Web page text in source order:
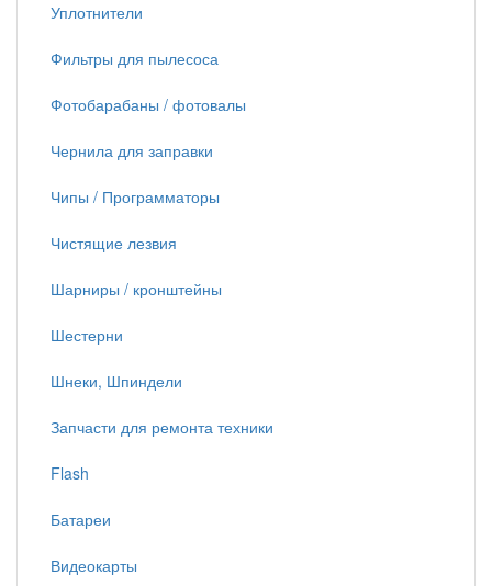
Уплотнители
Фильтры для пылесоса
Фотобарабаны / фотовалы
Чернила для заправки
Чипы / Программаторы
Чистящие лезвия
Шарниры / кронштейны
Шестерни
Шнеки, Шпиндели
Запчасти для ремонта техники
Flash
Батареи
Видеокарты